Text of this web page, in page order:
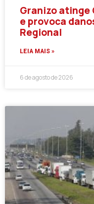
Granizo atinge
e provoca
Regional
LEIA MAIS »
6 de agosto de 2026